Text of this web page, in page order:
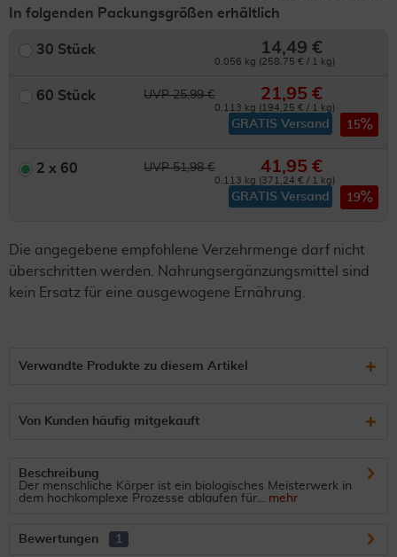
In folgenden Packungsgrößen erhältlich
30 Stück 14,49 €
0.056 kg (258,75 € / 1 kg)
60 Stück UVP 25,99 € 21,95 €
0.113 kg (194,25 € / 1 kg)
GRATIS Versand 15
2 x 60 UVP 51,98 € 41,95 €
0.113 kg (371,24 € / 1 kg)
GRATIS Versand 19
Die angegebene empfohlene Verzehrmenge darf nicht
überschritten werden. Nahrungsergänzungsmittel sind
kein Ersatz für eine ausgewogene Ernährung.
Verwandte Produkte zu diesem Artikel
Von Kunden häufig mitgekauft
Beschreibung
Der menschliche Körper ist ein biologisches Meisterwerk in
dem hochkomplexe Prozesse ablaufen für... mehr
Bewertungen 1